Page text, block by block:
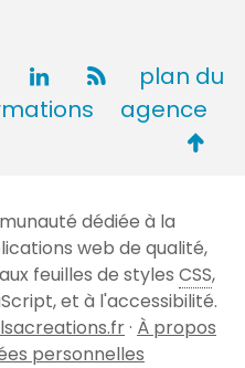
plan du
agence
de
page
dédiée à la
web de qualité,
feuilles de styles CSS,
et à l'accessibilité.
· À propos
personnelles